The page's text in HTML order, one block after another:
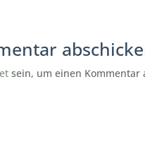
sein, um einen Kommentar